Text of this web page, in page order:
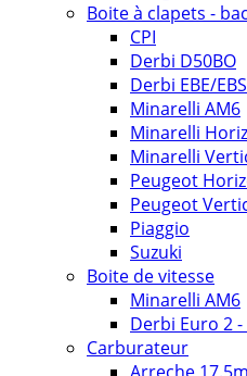
Boite à clapets - bac
CPI
Derbi D50BO
Derbi EBE/
Minarelli AM6
Minarelli
Minarelli
Peugeot
Peugeot
Piaggio
Suzuki
Boite de vitesse
Minarelli AM6
Derbi Euro 2
Carburateur